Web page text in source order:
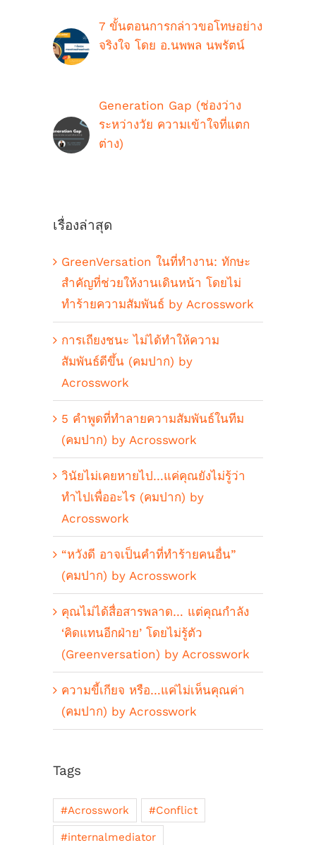
7 ขั้นตอนการกล่าวขอโทษอย่าง
จริงใจ โดย อ.นพพล นพรัตน์
Generation Gap (ช่องว่าง
ระหว่างวัย ความเข้าใจที่แตก
ต่าง)
เรื่องล่าสุด
GreenVersation ในที่ทำงาน: ทักษะ
สำคัญที่ช่วยให้งานเดินหน้า โดยไม่
ทำร้ายความสัมพันธ์ by Acrosswork
การเถียงชนะ ไม่ได้ทำให้ความ
สัมพันธ์ดีขึ้น (คมปาก) by
Acrosswork
5 คำพูดที่ทำลายความสัมพันธ์ในทีม
(คมปาก) by Acrosswork
วินัยไม่เคยหายไป…แค่คุณยังไม่รู้ว่า
ทำไปเพื่ออะไร (คมปาก) by
Acrosswork
“หวังดี อาจเป็นคำที่ทำร้ายคนอื่น”
(คมปาก) by Acrosswork
คุณไม่ได้สื่อสารพลาด… แต่คุณกำลัง
‘คิดแทนอีกฝ่าย’ โดยไม่รู้ตัว
(Greenversation) by Acrosswork
ความขี้เกียจ หรือ…แค่ไม่เห็นคุณค่า
(คมปาก) by Acrosswork
Tags
#Acrosswork #Conflict
#internalmediator